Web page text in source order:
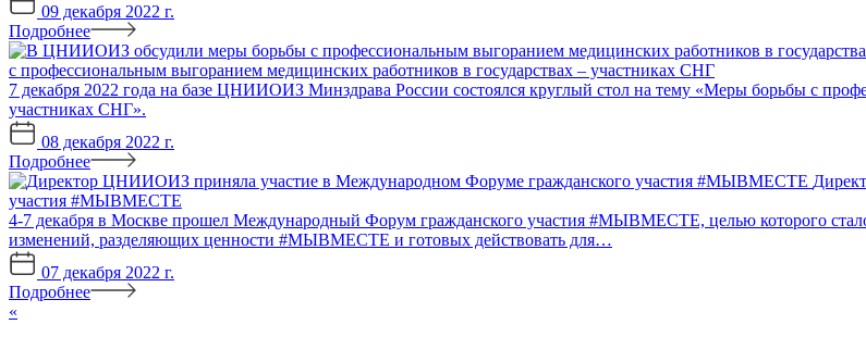
09 декабря 2022 г.
Подробнее
с профессиональным выгоранием медицинских работников в государствах – участниках СНГ
7 декабря 2022 года на базе ЦНИИОИЗ Минздрава России состоялся круглый стол на тему «Меры борьбы с
участниках СНГ».
08 декабря 2022 г.
Подробнее
участия #МЫВМЕСТЕ
4-7 декабря в Москве прошел Международный Форум гражданского участия #МЫВМЕСТЕ, целью которого
изменений, разделяющих ценности #МЫВМЕСТЕ и готовых действовать для…
07 декабря 2022 г.
Подробнее
«